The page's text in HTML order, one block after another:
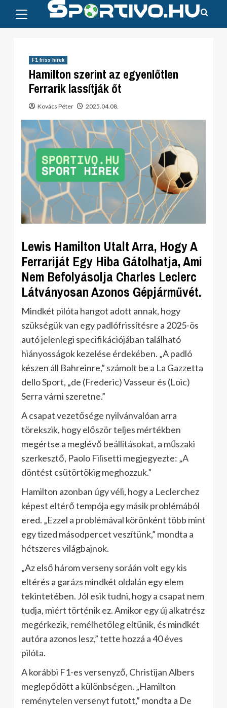
content
Menu
F1 friss hírek
Hamilton szerint az egyenlőtlen
Ferrarik lassítják őt
Kovács Péter 2025.04.08.
Lewis Hamilton Utalt Arra, Hogy A
Ferrariját Egy Hiba Gátolhatja, Ami
Nem Befolyásolja Charles Leclerc
Látványosan Azonos Gépjárművét.
Mindkét pilóta hangot adott annak, hogy
szükségük van egy padlófrissítésre a 2025-ös
autó jelenlegi specifikációjában található
hiányosságok kezelése érdekében. „A padló
készen áll Bahreinre,” számolt be a La Gazzetta
dello Sport, „de (Frederic) Vasseur és (Loic)
Serra várni szeretne.”
A csapat vezetősége nyilvánvalóan arra
törekszik, hogy először teljes mértékben
megértse a meglévő beállításokat, a műszaki
szerkesztő, Paolo Filisetti megjegyezte: „A
döntést csütörtökig meghozzuk.”
Hamilton azonban úgy véli, hogy a Leclerchez
képest eltérő tempója egy másik problémából
ered. „Ezzel a problémával körönként több mint
egy tized másodpercet veszítünk,” mondta a
hétszeres világbajnok.
„Az első három verseny soráán volt egy kis
eltérés a garázs mindkét oldalán egy elem
tekintetében. Jól esik tudni, hogy a csapat nem
tudja, miért történik ez. Amikor egy új alkatrész
megérkezik, remélhetőleg eltűnik, és mindkét
autóra azonos lesz,” tette hozzá a 40 éves
pilóta.
A korábbi F1-es versenyző, Christijan Albers
meglepődött a különbségen. „Hamilton
reménytelen versenyt futott,” mondta a De